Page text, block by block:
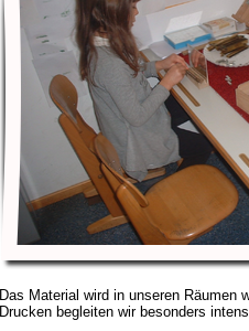
Das Material wird in unseren Räumen
Drucken begleiten wir besonders